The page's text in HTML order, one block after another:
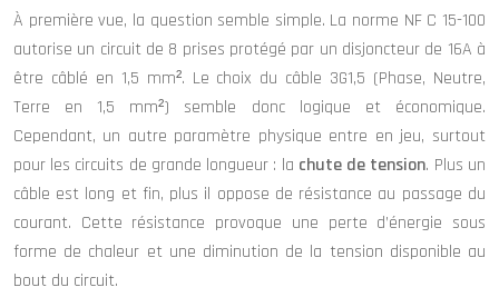
À première vue, la question semble simple. La norme NF C 15-100
autorise un circuit de 8 prises protégé par un disjoncteur de 16A à
être câblé en 1,5 mm². Le choix du câble 3G1,5 (Phase, Neutre,
Terre en 1,5 mm²) semble donc logique et économique.
Cependant, un autre paramètre physique entre en jeu, surtout
pour les circuits de grande longueur : la chute de tension. Plus un
câble est long et fin, plus il oppose de résistance au passage du
courant. Cette résistance provoque une perte d’énergie sous
forme de chaleur et une diminution de la tension disponible au
bout du circuit.